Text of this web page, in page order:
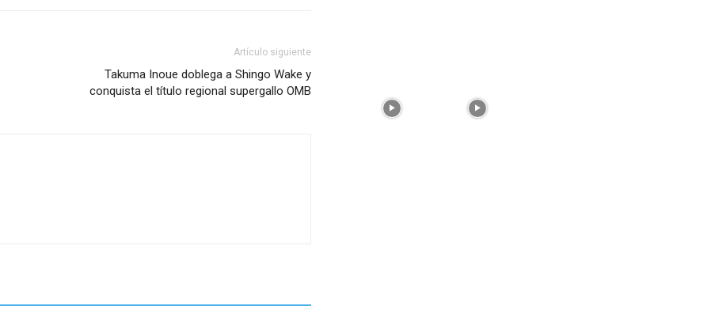
Artículo siguiente
Takuma Inoue doblega a Shingo Wake y
conquista el título regional supergallo OMB